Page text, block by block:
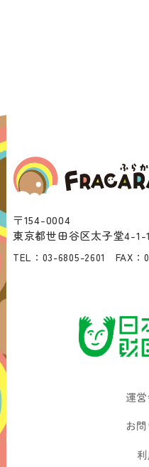
〒154-0004
東京都世田谷区太子堂4-
TEL： 03-6805-2601 FAX：
運
お